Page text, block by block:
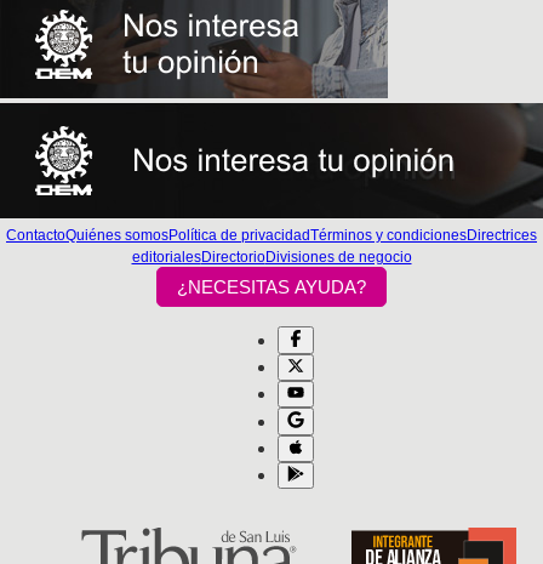
ContactoQuiénes somosPolítica de privacidadTérminos y condicionesDirectrices
editorialesDirectorioDivisiones de negocio
¿NECESITAS AYUDA?